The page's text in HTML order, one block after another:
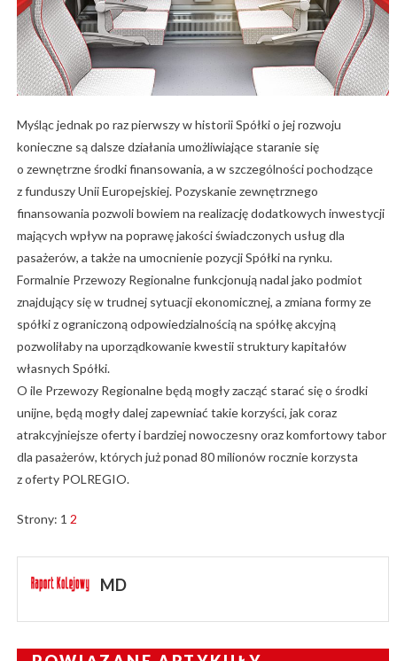
Myśląc jednak po raz pierwszy w historii Spółki o jej rozwoju
konieczne są dalsze działania umożliwiające staranie się
o zewnętrzne środki finansowania, a w szczególności pochodzące
z funduszy Unii Europejskiej. Pozyskanie zewnętrznego
finansowania pozwoli bowiem na realizację dodatkowych inwestycji
mających wpływ na poprawę jakości świadczonych usług dla
pasażerów, a także na umocnienie pozycji Spółki na rynku.
Formalnie Przewozy Regionalne funkcjonują nadal jako podmiot
znajdujący się w trudnej sytuacji ekonomicznej, a zmiana formy ze
spółki z ograniczoną odpowiedzialnością na spółkę akcyjną
pozwoliłaby na uporządkowanie kwestii struktury kapitałów
własnych Spółki.
O ile Przewozy Regionalne będą mogły zacząć starać się o środki
unijne, będą mogły dalej zapewniać takie korzyści, jak coraz
atrakcyjniejsze oferty i bardziej nowoczesny oraz komfortowy tabor
dla pasażerów, których już ponad 80 milionów rocznie korzysta
z oferty POLREGIO.
Strony: 1 2
MD